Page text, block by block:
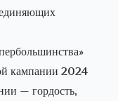
кампании 2024
— гордость,